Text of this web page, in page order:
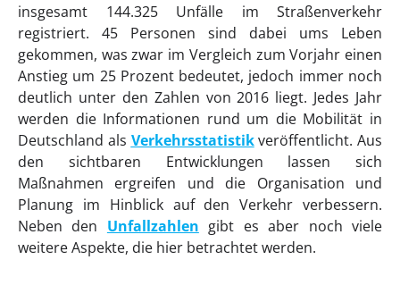
insgesamt 144.325 Unfälle im Straßenverkehr
registriert. 45 Personen sind dabei ums Leben
gekommen, was zwar im Vergleich zum Vorjahr einen
Anstieg um 25 Prozent bedeutet, jedoch immer noch
deutlich unter den Zahlen von 2016 liegt. Jedes Jahr
werden die Informationen rund um die Mobilität in
Deutschland als Verkehrsstatistikveröffentlicht. Aus
den sichtbaren Entwicklungen lassen sich
Maßnahmen ergreifen und die Organisation und
Planung im Hinblick auf den Verkehr verbessern.
Neben den Unfallzahlen gibt es aber noch viele
weitere Aspekte, die hier betrachtet werden.